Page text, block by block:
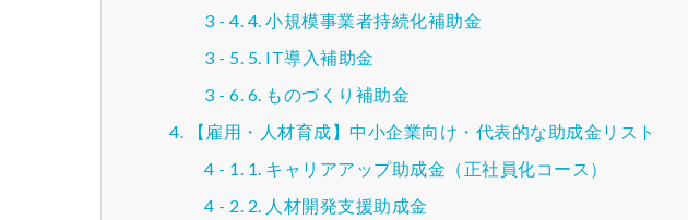
4. 小規模事業者持続化補助金
5. IT導入補助金
6. ものづくり補助金
【雇用・人材育成】中小企業向け・代表的な助成金リスト
1. キャリアアップ助成金（正社員化コース）
2. 人材開発支援助成金